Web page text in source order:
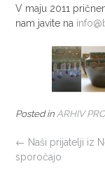
V maju 2011
nam javite na
Posted in ARHIV
POST
NAVIGATION
← Naši prijatelji iz
sporočajo